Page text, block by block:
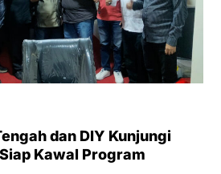
dan DIY Kunjungi
Kawal Program